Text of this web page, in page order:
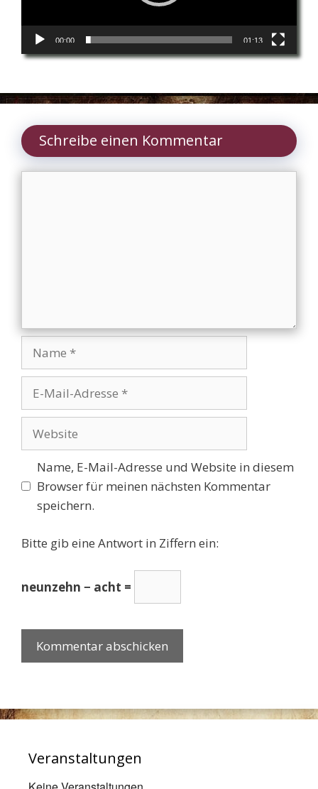
00:00 01:13
Schreibe einen Kommentar
Name
Website
Name, E-Mail-Adresse und Website in diesem
Browser für meinen nächsten Kommentar
speichern.
Bitte gib eine Antwort in Ziffern ein:
neunzehn − acht =
Veranstaltungen